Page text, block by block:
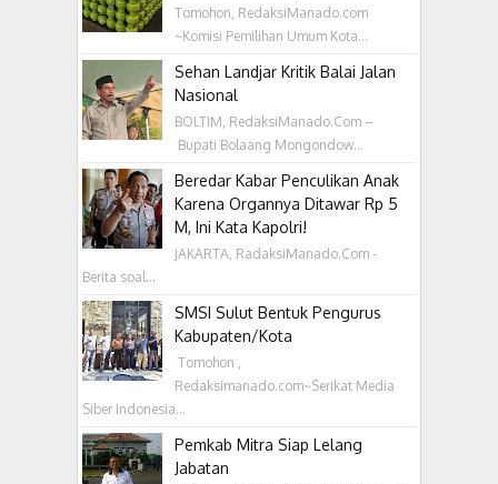
Tomohon, RedaksiManado.com
~Komisi Pemilihan Umum Kota...
Sehan Landjar Kritik Balai Jalan
Nasional
BOLTIM, RedaksiManado.Com –
Bupati Bolaang Mongondow...
Beredar Kabar Penculikan Anak
Karena Organnya Ditawar Rp 5
M, Ini Kata Kapolri!
JAKARTA, RadaksiManado.Com -
Berita soal...
SMSI Sulut Bentuk Pengurus
Kabupaten/Kota
‎ Tomohon ,
Redaksimanado.com~Serikat Media
Siber Indonesia...
Pemkab Mitra Siap Lelang
Jabatan